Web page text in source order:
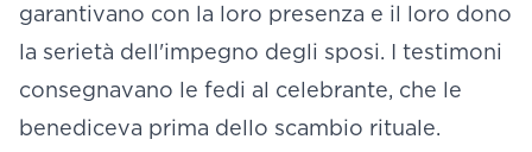
garantivano con la loro presenza e il loro dono
la serietà dell'impegno degli sposi. I testimoni
consegnavano le fedi al celebrante, che le
benediceva prima dello scambio rituale.